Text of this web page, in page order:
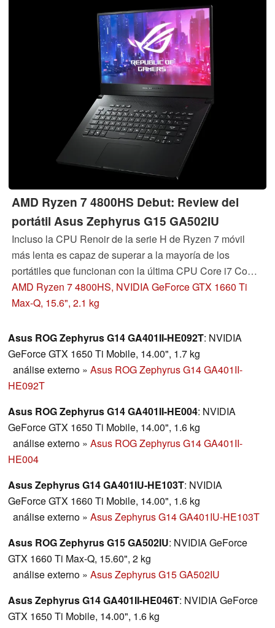
AMD Ryzen 7 4800HS Debut: Review del
portátil Asus Zephyrus G15 GA502IU
Incluso la CPU Renoir de la serie H de Ryzen 7 móvil
más lenta es capaz de superar a la mayoría de los
portátiles que funcionan con la última CPU Core i7 Comet
Lake-H de 10ª generación. Aunque el rendimiento de la
CPU en bruto es excelente, los 1300 dólares que se
altos considerando la GPU GeForce GTX 1660 Ti Max-Q.
AMD Ryzen 7 4800HS, NVIDIA GeForce GTX 1660 Ti
Max-Q, 15.6", 2.1 kg
Asus ROG Zephyrus G14 GA401II-HE092T: NVIDIA
GeForce GTX 1650 Ti Mobile, 14.00", 1.7 kg
análise externo » Asus ROG Zephyrus G14 GA401II-
HE092T
Asus ROG Zephyrus G14 GA401II-HE004: NVIDIA
GeForce GTX 1650 Ti Mobile, 14.00", 1.6 kg
análise externo » Asus ROG Zephyrus G14 GA401II-
HE004
Asus Zephyrus G14 GA401IU-HE103T: NVIDIA
GeForce GTX 1660 Ti Mobile, 14.00", 1.6 kg
análise externo » Asus Zephyrus G14 GA401IU-HE103T
Asus ROG Zephyrus G15 GA502IU: NVIDIA GeForce
GTX 1660 Ti Max-Q, 15.60", 2 kg
análise externo » Asus Zephyrus G15 GA502IU
Asus Zephyrus G14 GA401II-HE046T: NVIDIA GeForce
GTX 1650 Ti Mobile, 14.00", 1.6 kg